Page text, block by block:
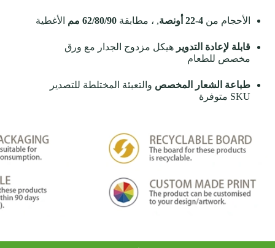
الأحجام من 4-22 أونصة , ، مطابقة 62/80/90 مم الأغطية
قابلة لإعادة التدوير هيكل مزدوج الجدار مع ورق
مخصص للطعام
طباعة الشعار المخصص والتعبئة المختلطة للتصدير
SKU متوفرة